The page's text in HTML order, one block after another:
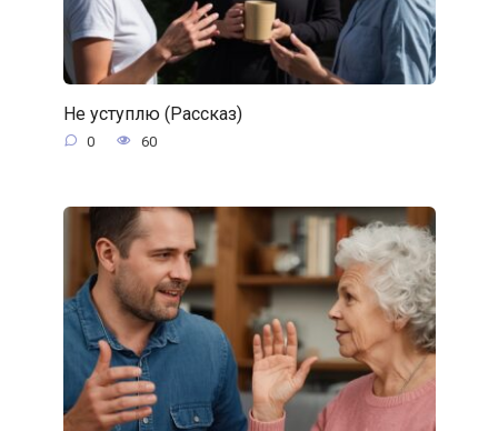
Не уступлю (Рассказ)
0 60